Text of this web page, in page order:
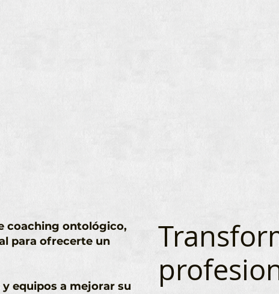
coaching ontológico,
para ofrecerte un
equipos a mejorar su